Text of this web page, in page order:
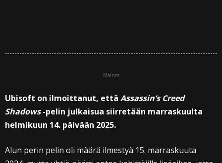
Mainos
Ubisoft on ilmoittanut, että Assassin’s Creed
Shadows-pelin julkaisua siirretään marraskuulta
helmikuun 14. päivään 2025.
Alun perin pelin oli määrä ilmestyä 15. marraskuuta